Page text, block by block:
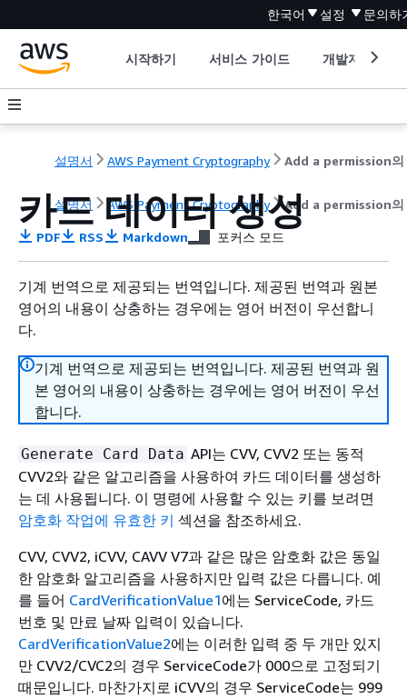
한국어 설정 문의하
시작하기 서비스 가이드 개발자 도구
설명서 AWS Payment Cryptography Add a permission의
설명서 AWS Payment Cryptography Add a permission의
카드 데이터 생성
PDF RSS Markdown 포커스 모드
기계 번역으로 제공되는 번역입니다. 제공된 번역과 원본
영어의 내용이 상충하는 경우에는 영어 버전이 우선합니
다.
기계 번역으로 제공되는 번역입니다. 제공된 번역과 원
본 영어의 내용이 상충하는 경우에는 영어 버전이 우선
합니다.
Generate Card Data API는 CVV, CVV2 또는 동적
CVV2와 같은 알고리즘을 사용하여 카드 데이터를 생성하
는 데 사용됩니다. 이 명령에 사용할 수 있는 키를 보려면
암호화 작업에 유효한 키 섹션을 참조하세요.
CVV, CVV2, iCVV, CAVV V7과 같은 많은 암호화 값은 동일
한 암호화 알고리즘을 사용하지만 입력 값은 다릅니다. 예
를 들어 CardVerificationValue1에는 ServiceCode, 카드
번호 및 만료 날짜 입력이 있습니다.
CardVerificationValue2에는 이러한 입력 중 두 개만 있지
만 CVV2/CVC2의 경우 ServiceCode가 000으로 고정되기
때문입니다. 마찬가지로 iCVV의 경우 ServiceCode는 999